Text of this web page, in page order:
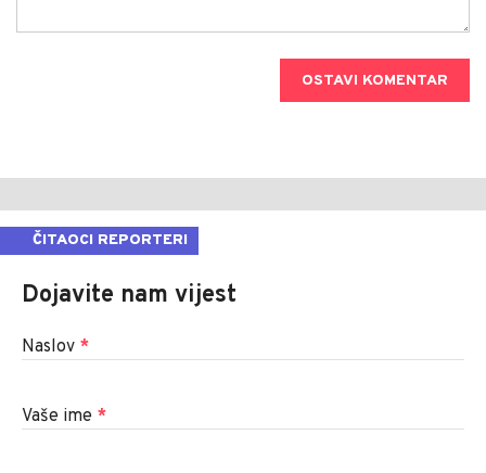
OSTAVI KOMENTAR
ČITAOCI REPORTERI
Dojavite nam vijest
Naslov *
Vaše ime *